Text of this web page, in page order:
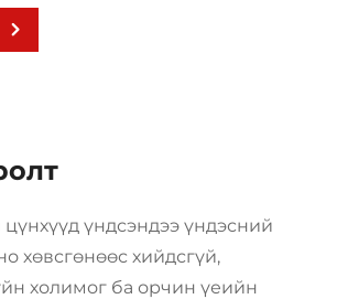
цүнхүүд үндсэндээ үндэсний
хөвсгөнөөс хийдсгүй,
холимог ба орчин үеийн